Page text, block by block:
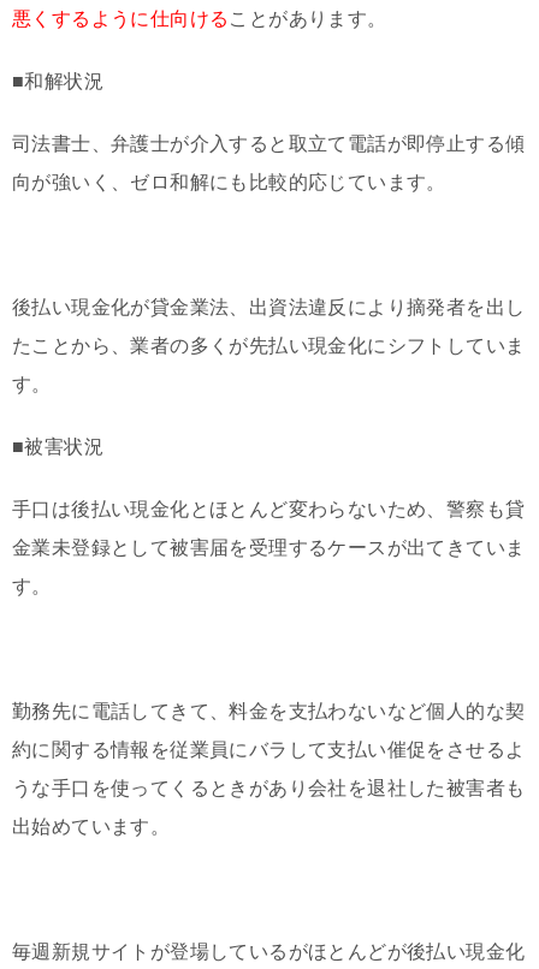
悪くするように仕向ける ことがあります。
■和解状況
司法書士、弁護士が介入すると取立て電話が即停止する傾
向が強いく、ゼロ和解にも比較的応じています。
後払い現金化が貸金業法、出資法違反により摘発者を出し
たことから、業者の多くが先払い現金化にシフトしていま
す。
■被害状況
手口は後払い現金化とほとんど変わらないため、警察も貸
金業未登録として被害届を受理するケースが出てきていま
す。
勤務先に電話してきて、料金を支払わないなど個人的な契
約に関する情報を従業員にバラして支払い催促をさせるよ
うな手口を使ってくるときがあり会社を退社した被害者も
出始めています。
毎週新規サイトが登場しているがほとんどが後払い現金化